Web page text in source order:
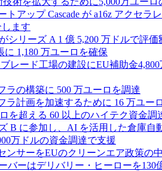
アップ Cascade が a16z アクセラ
ます
シリーズ A 1 億 5,200 万ドルで評価
に 1,180 万ユーロを確保
レード工場の建設にEU補助金
ラの構築に 500 万ユーロを調達
ラ計画を加速するために 16 万ユー
を超える 60 以上のハイテク資金調
B に参加し、AI を活用した倉庫自
万ドルの資金調達で支援
サーをEUのクリーンエア政策の
バーはデリバリー・ヒーローを